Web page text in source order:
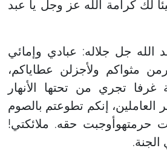
لك كرامة الله عز وجل يا عبد
الله جل جلاله: عبادي وإمائي
مثواكم ولأجزلن عطاياكم،
غرفا تجري من تحتها الأنهار
العاملين، إنكم تطوعتم بالصوم
حقه. ملائكتي!
الجنة.